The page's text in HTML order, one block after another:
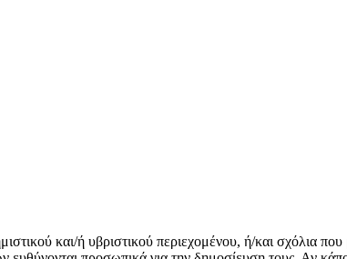
και/ή υβριστικού περιεχομένου, ή/και σχόλια